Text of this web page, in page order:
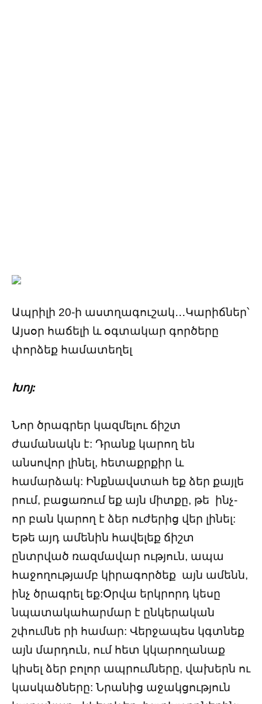
Ապրիլի 20-ի աստղագուշակ․․․Կարիճներ՝
Այսօր հաճելի և օգտակար գործերը
փորձեք համատեղել
Խոյ:
Նոր ծրագրեր կազմելու ճիշտ
ժամանակն է: Դրանք կարող են
անսովոր լինել, հետաքրքիր և
համարձակ: Ինքնավստահ եք ձեր քայլե
րում, բացառում եք այն միտքը, թե ինչ-
որ բան կարող է ձեր ուժերից վեր լինել:
Եթե այդ ամենին հավելեք ճիշտ
ընտրված ռազմավար ություն, ապա
հաջողությամբ կիրագործեք այն ամենն,
ինչ ծրագրել եք:Օրվա երկրորդ կեսը
նպատակահարմար է ընկերական
շփումնե րի համար: Վերջապես կգտնեք
այն մարդուն, ում հետ կկարողանաք
կիսել ձեր բոլոր ապրումները, վախերն ու
կասկածները: Նրանից աջակցություն